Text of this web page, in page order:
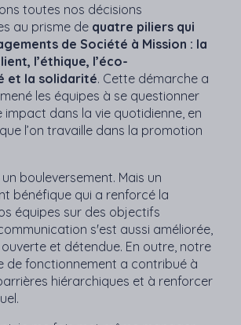
toutes nos décisions
au prisme de quatre piliers qui
de Société à Mission : la
l’éthique, l’éco-
et la solidarité. Cette démarche a
les équipes à se questionner
impact dans la vie quotidienne, en
l’on travaille dans la promotion
bouleversement. Mais un
bénéfique qui a renforcé la
équipes sur des objectifs
s'est aussi améliorée,
et détendue. En outre, notre
de fonctionnement a contribué à
hiérarchiques et à renforcer